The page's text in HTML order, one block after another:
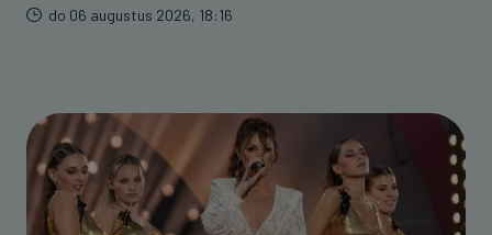
do 06 augustus 2026, 18:16